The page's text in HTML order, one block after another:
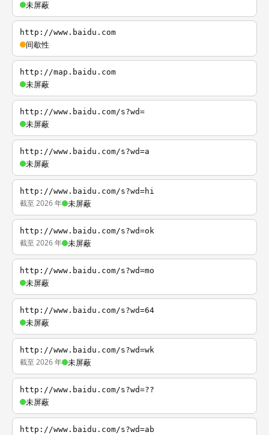
未屏蔽
http://www.baidu.com
间歇性
http://map.baidu.com
未屏蔽
http://www.baidu.com/s?wd=
未屏蔽
http://www.baidu.com/s?wd=a
未屏蔽
http://www.baidu.com/s?wd=hi
截至 2026 年 未屏蔽
http://www.baidu.com/s?wd=ok
截至 2026 年 未屏蔽
http://www.baidu.com/s?wd=mo
未屏蔽
http://www.baidu.com/s?wd=64
未屏蔽
http://www.baidu.com/s?wd=wk
截至 2026 年 未屏蔽
http://www.baidu.com/s?wd=??
未屏蔽
http://www.baidu.com/s?wd=ab